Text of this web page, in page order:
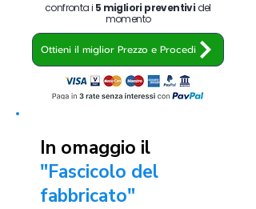
confronta i 5 migliori preventividel
momento
Ottieni il miglior Prezzo e Procedi
In omaggio il
"Fascicolo del
fabbricato"